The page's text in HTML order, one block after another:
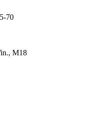
70
M18